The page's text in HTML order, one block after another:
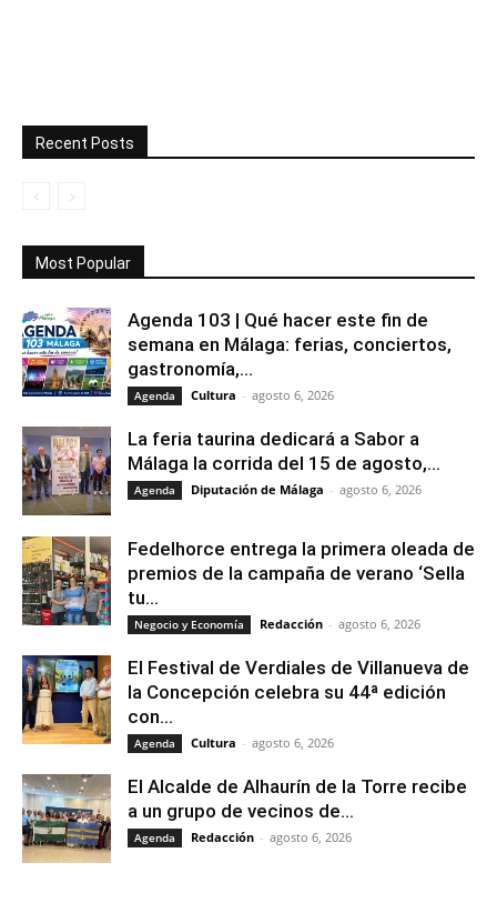
Recent Posts
Most Popular
Agenda 103 | Qué hacer este fin de
semana en Málaga: ferias, conciertos,
gastronomía,...
Agenda Cultura - agosto 6, 2026
La feria taurina dedicará a Sabor a
Málaga la corrida del 15 de agosto,...
Agenda Diputación de Málaga - agosto 6, 2026
Fedelhorce entrega la primera oleada de
premios de la campaña de verano ‘Sella
tu...
Negocio y Economía Redacción - agosto 6, 2026
El Festival de Verdiales de Villanueva de
la Concepción celebra su 44ª edición
con...
Agenda Cultura - agosto 6, 2026
El Alcalde de Alhaurín de la Torre recibe
a un grupo de vecinos de...
Agenda Redacción - agosto 6, 2026